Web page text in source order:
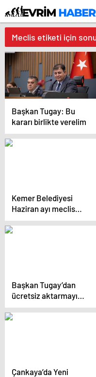
Meclis etiketi için
Başkan Tugay: Bu
kararı birlikte verelim
Kemer Belediyesi
Haziran ayı meclis
toplantısı yapıldı
Başkan Tugay’dan
ücretsiz aktarmayı
reddeden UKOME
kararına tepki “Daha
Çankaya’da Yeni